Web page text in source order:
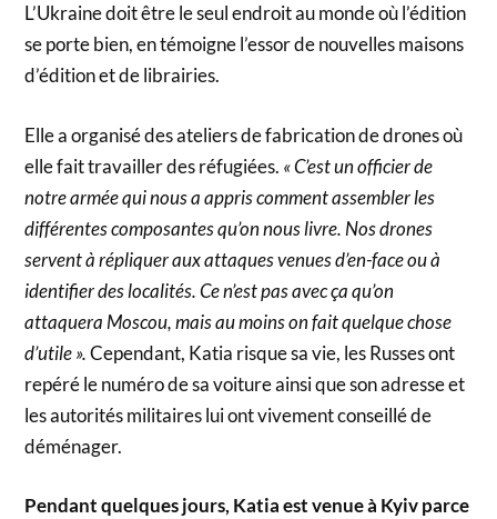
L’Ukraine doit être le seul endroit au monde où l’édition
se porte bien, en témoigne l’essor de nouvelles maisons
d’édition et de librairies.
Elle a organisé des ateliers de fabrication de drones où
elle fait travailler des réfugiées. « C’est un officier de
notre armée qui nous a appris comment assembler les
différentes composantes qu’on nous livre. Nos drones
servent à répliquer aux attaques venues d’en-face ou à
identifier des localités. Ce n’est pas avec ça qu’on
attaquera Moscou, mais au moins on fait quelque chose
d’utile ».Cependant, Katia risque sa vie, les Russes ont
repéré le numéro de sa voiture ainsi que son adresse et
les autorités militaires lui ont vivement conseillé de
déménager.
Pendant quelques jours, Katia est venue à Kyiv parce